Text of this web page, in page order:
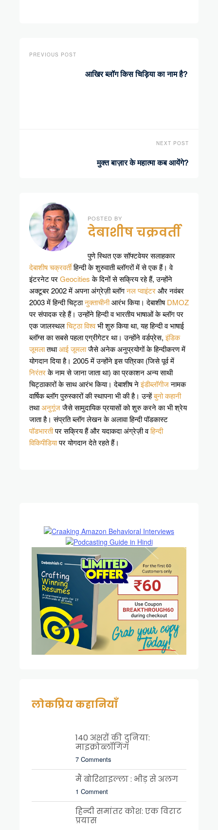
PREVIOUS POST
आखिर ब्लॉग किस चिड़िया का नाम है?
NEXT POST
मुक्त बाज़ार के महात्मा कब आयेंगे?
POSTED BY
देबाशीष चक्रवर्ती
पुणे स्थित एक सॉफ्टवेयर सलाहकार
देबाशीष चक्रवर्तीहिन्दी के शुरुवाती ब्लॉगरों में से एक हैं। वे
इंटरनेट परGeocitiesके दिनों से सक्रिय रहे हैं, उन्होंने
अक्टूबर 2002 में अपना अंग्रेज़ी ब्लॉगनल प्वाइंटरऔर नवंबर
2003 में हिन्दी चिट्ठानुक्ताचीनीआरंभ किया। देबाशीषDMOZ
पर संपादक रहे हैं। उन्होंने हिन्दी व भारतीय भाषाओं के ब्लॉग पर
एक जालस्थलचिट्ठा विश्वभी शुरु किया था, यह हिन्दी व भाषाई
ब्लॉग्स का सबसे पहला एग्रीगेटर था। उन्होंने वर्डप्रेस,इंडिक
जूमलातथाआई जूमलाजैसे अनेक अनुप्रयोगों के हिन्दीकरण में
योगदान दिया है। 2005 में उन्होंने इस पत्रिका (जिसे पूर्व में
निरंतरके नाम से जाना जाता था) का प्रकाशन अन्य साथी
चिट्ठाकारों के साथ आरंभ किया। देबाशीष नेइंडीब्लॉगीजनामक
वार्षिक ब्लॉग पुरुस्कारों की स्थापना भी की है। उन्हेंबुनो कहानी
तथाअनुगूंजजैसे सामुदायिक प्रयासों को शुरु करने का भी श्रेय
जाता है। संप्रति ब्लॉग लेखन के अलावा हिन्दी पॉडकास्ट
पॉडभारतीपर सक्रिय हैं और यदाकदा अंग्रेज़ी वहिन्दी
विकिपीडियापर योगदान देते रहते हैं।
लोकप्रिय कहानियाँ
140 अक्षरों की दुनिया:
माइक्रोब्लॉगिंग
7 Comments
मैं बोरिशाइल्ला : भीड़ से अलग
1 Comment
हिन्दी समांतर कोश: एक विराट
प्रयास